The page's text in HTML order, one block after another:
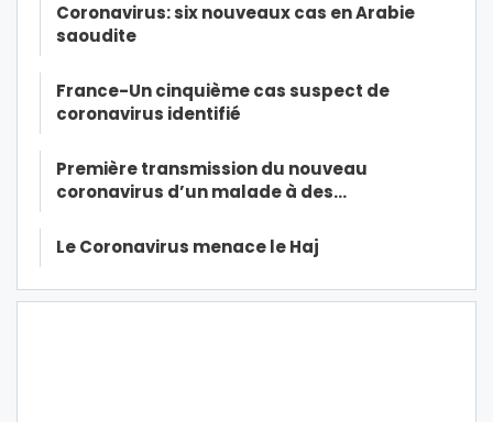
Coronavirus: six nouveaux cas en Arabie
saoudite
France-Un cinquième cas suspect de
coronavirus identifié
Première transmission du nouveau
coronavirus d’un malade à des…
Le Coronavirus menace le Haj